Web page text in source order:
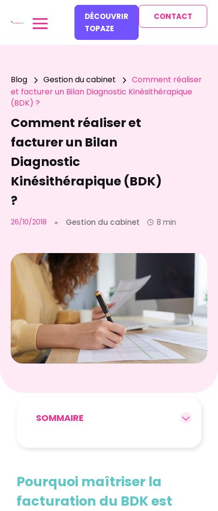
DÉCOUVRIR
TOPAZE
CONTACT
Blog 5 Gestion du cabinet 5 Comment réaliser
et facturer un Bilan Diagnostic Kinésithérapique
(BDK) ?
Comment réaliser et
facturer un Bilan
Diagnostic
Kinésithérapique (BDK)
?
26/10/2018 ● Gestion du cabinet 8 min
SOMMAIRE
Pourquoi maîtriser la
facturation du BDK est